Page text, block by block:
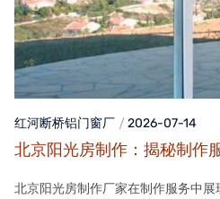
红河断桥铝门窗厂 2026-07-14
北京阳光房制作：揭秘制作
北京阳光房制作厂家在制作服务中